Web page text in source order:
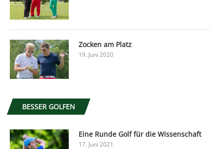
Zocken am Platz
19. Juni 2020
BESSER GOLFEN
Eine Runde Golf für die Wissenschaft
17. Juni 2021